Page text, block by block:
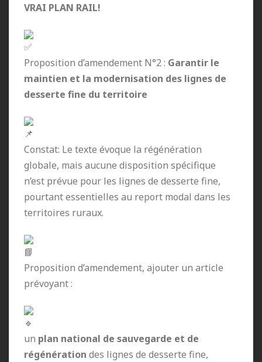
VRAI PLAN RAIL!
Proposition d’amendement N°2 : Garantir le
maintien et la modernisation des lignes de
desserte fine du territoire
Constat: Le texte évoque la régénération
globale, mais aucune disposition spécifique
n’est prévue pour les lignes de desserte fine,
pourtant essentielles au report modal dans les
territoires ruraux.
Proposition d’amendement, ajouter un article
prévoyant :
un plan national de sauvegarde et de
régénération des lignes de desserte fine,